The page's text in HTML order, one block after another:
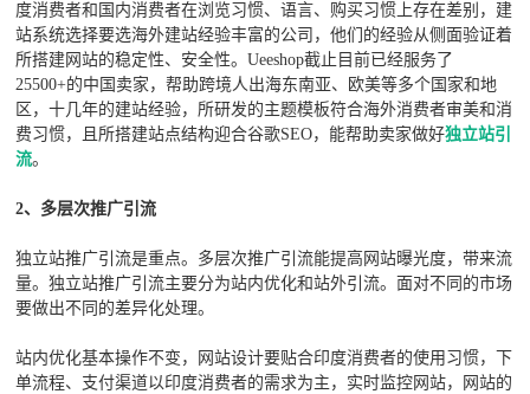
度消费者和国内消费者在浏览习惯、语言、购买习惯上存在差别，建
站系统选择要选海外建站经验丰富的公司，他们的经验从侧面验证着
所搭建网站的稳定性、安全性。Ueeshop截止目前已经服务了
25500+的中国卖家，帮助跨境人出海东南亚、欧美等多个国家和地
区，十几年的建站经验，所研发的主题模板符合海外消费者审美和消
费习惯，且所搭建站点结构迎合谷歌SEO，能帮助卖家做好独立站引
流。
2、多层次推广引流
独立站推广引流是重点。多层次推广引流能提高网站曝光度，带来流
量。独立站推广引流主要分为站内优化和站外引流。面对不同的市场
要做出不同的差异化处理。
站内优化基本操作不变，网站设计要贴合印度消费者的使用习惯，下
单流程、支付渠道以印度消费者的需求为主，实时监控网站，网站的